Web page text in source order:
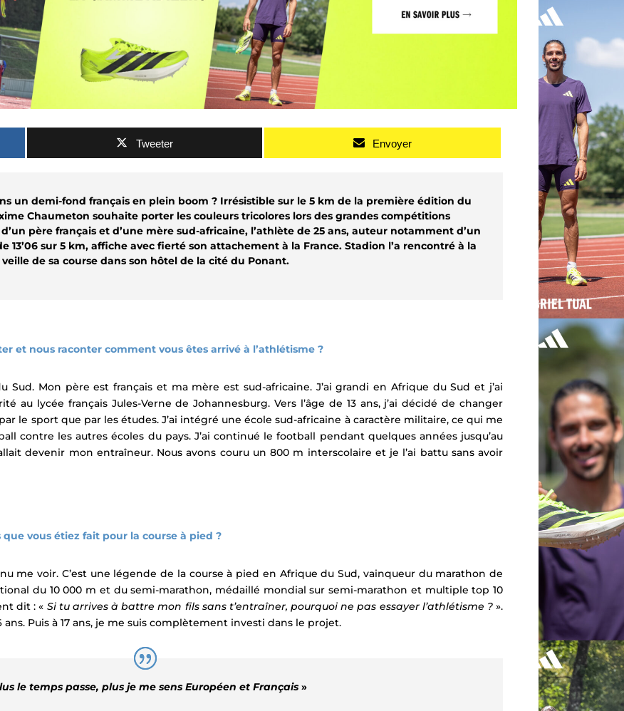
Tweeter Envoyer
un demi-fond français en plein boom ? Irrésistible sur le 5 km de la première édition du
Chaumeton souhaite porter les couleurs tricolores lors des grandes compétitions
père français et d’une mère sud-africaine, l’athlète de 25 ans, auteur notamment d’un
13’06 sur 5 km, affiche avec fierté son attachement à la France. Stadion l’a rencontré à la
veille de sa course dans son hôtel de la cité du Ponant.
et nous raconter comment vous êtes arrivé à l’athlétisme ?
Sud. Mon père est français et ma mère est sud-africaine. J’ai grandi en Afrique du Sud et j’ai
au lycée français Jules-Verne de Johannesburg. Vers l’âge de 13 ans, j’ai décidé de changer
le sport que par les études. J’ai intégré une école sud-africaine à caractère militaire, ce qui me
contre les autres écoles du pays. J’ai continué le football pendant quelques années jusqu’au
devenir mon entraîneur. Nous avons couru un 800 m interscolaire et je l’ai battu sans avoir
vous étiez fait pour la course à pied ?
me voir. C’est une légende de la course à pied en Afrique du Sud, vainqueur du marathon de
du 10 000 m et du semi-marathon, médaillé mondial sur semi-marathon et multiple top 10
dit : « Si tu arrives à battre mon fils sans t’entraîner, pourquoi ne pas essayer l’athlétisme ?».
Puis à 17 ans, je me suis complètement investi dans le projet.
le temps passe, plus je me sens Européen et Français »